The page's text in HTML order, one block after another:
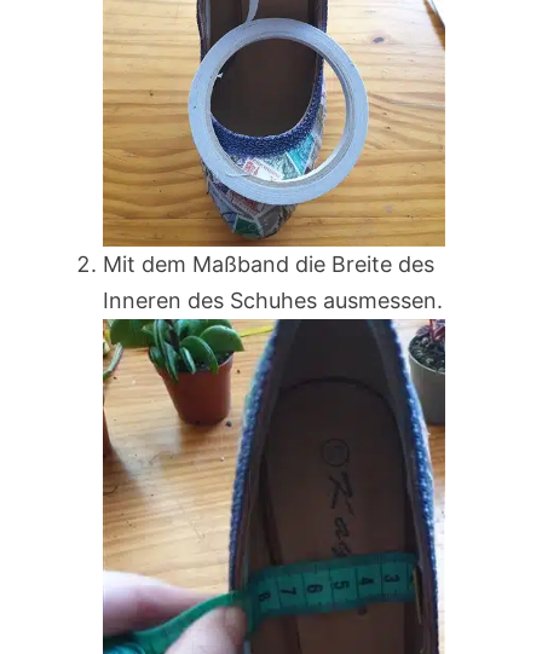
Mit dem Maßband die Breite des
Inneren des Schuhes ausmessen.